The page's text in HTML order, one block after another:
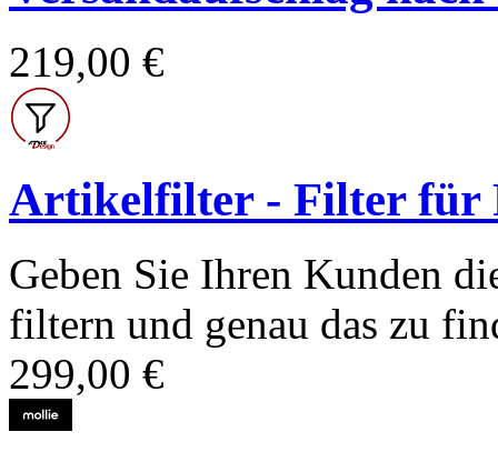
219,00 €
Artikelfilter - Filter für
Geben Sie Ihren Kunden
filtern und genau das zu
299,00 €